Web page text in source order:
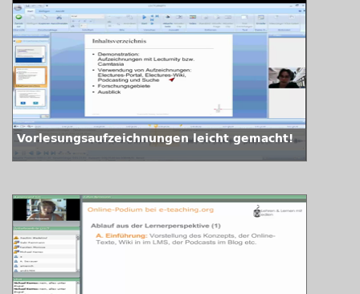
Vorlesungsaufzeichnungen leicht gemacht!